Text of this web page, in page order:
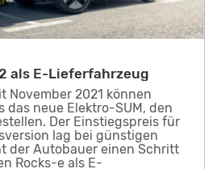
als E-Lieferfahrzeug
November 2021 können
das neue Elektro-SUM, den
Der Einstiegspreis für
lag bei günstigen
der Autobauer einen Schritt
Rocks-e als E-